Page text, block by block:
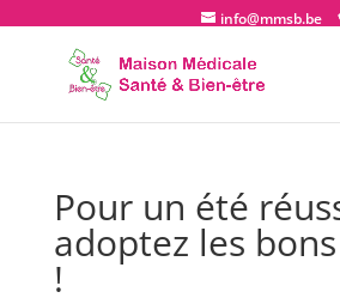
info@mmsb.be
Pour un été
adoptez les
!